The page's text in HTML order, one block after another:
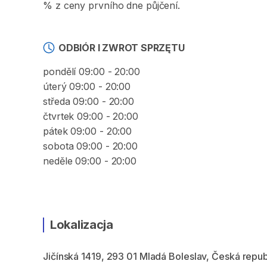
% z ceny prvního dne půjčení.
ODBIÓR I ZWROT SPRZĘTU
pondělí 09:00 - 20:00
úterý 09:00 - 20:00
středa 09:00 - 20:00
čtvrtek 09:00 - 20:00
pátek 09:00 - 20:00
sobota 09:00 - 20:00
neděle 09:00 - 20:00
Lokalizacja
Jičínská 1419, 293 01 Mladá Boleslav, Česká